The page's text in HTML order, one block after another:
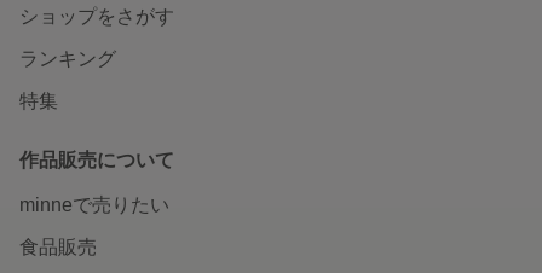
ショップをさがす
ランキング
特集
作品販売について
minneで売りたい
食品販売